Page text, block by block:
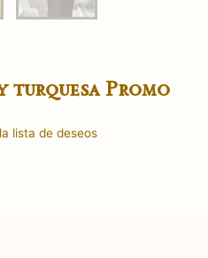
Promo
lista de deseos